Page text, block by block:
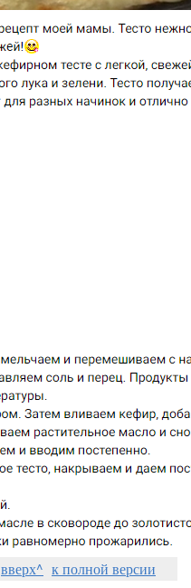
вверх^ к полной версии